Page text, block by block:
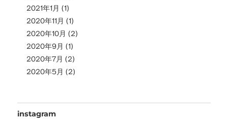
2021年1月 (1)
2020年11月 (1)
2020年10月 (2)
2020年9月 (1)
2020年7月 (2)
2020年5月 (2)
instagram